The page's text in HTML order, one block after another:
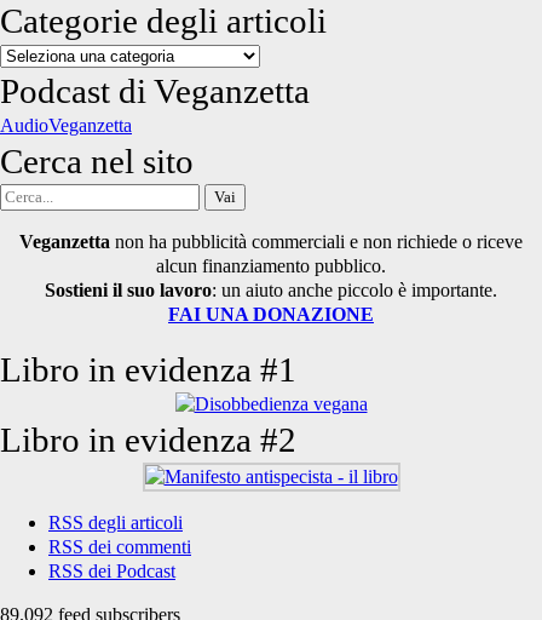
Categorie degli articoli
Categorie
degli
articoli
Podcast di Veganzetta
AudioVeganzetta
Cerca nel sito
Cerca
Veganzetta non ha pubblicità commerciali e non richiede o riceve
alcun finanziamento pubblico.
Sostieni il suo lavoro: un aiuto anche piccolo è importante.
FAI UNA DONAZIONE
Libro in evidenza #1
Libro in evidenza #2
RSS degli articoli
RSS dei commenti
RSS dei Podcast
89.092 feed subscribers